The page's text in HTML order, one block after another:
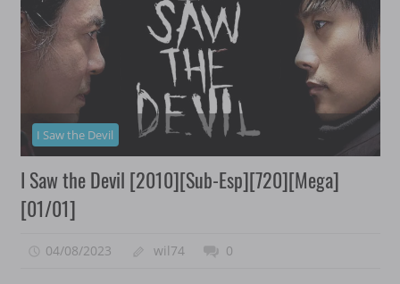
I Saw the Devil
I Saw the Devil [2010][Sub-Esp][720][Mega]
[01/01]
04/08/2023 wil74 0